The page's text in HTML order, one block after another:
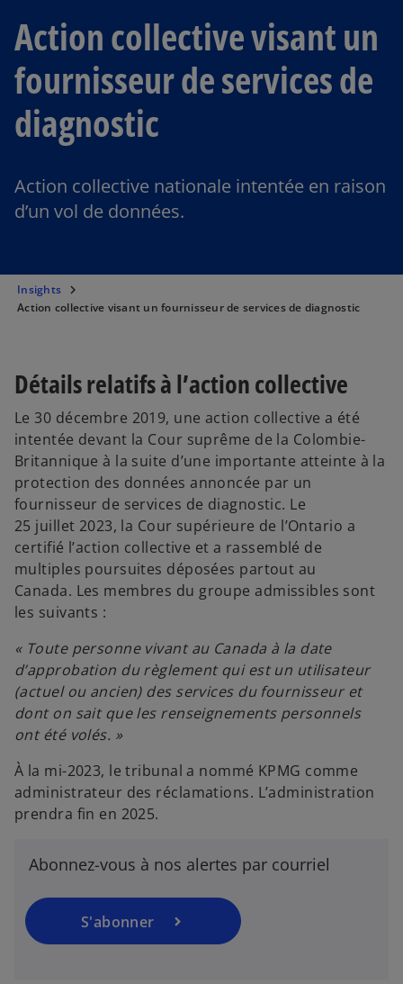
Action collective visant un
fournisseur de services de
diagnostic
Action collective nationale intentée en raison
d’un vol de données.
Insights
Action collective visant un fournisseur de services de diagnostic
Détails relatifs à l’action collective
Le 30 décembre 2019, une action collective a été
intentée devant la Cour suprême de la Colombie-
Britannique à la suite d’une importante atteinte à la
protection des données annoncée par un
fournisseur de services de diagnostic. Le
25 juillet 2023, la Cour supérieure de l’Ontario a
certifié l’action collective et a rassemblé de
multiples poursuites déposées partout au
Canada. Les membres du groupe admissibles sont
les suivants :
« Toute personne vivant au Canada à la date
d’approbation du règlement qui est un utilisateur
(actuel ou ancien) des services du fournisseur et
dont on sait que les renseignements personnels
ont été volés. »
À la mi-2023, le tribunal a nommé KPMG comme
administrateur des réclamations. L’administration
prendra fin en 2025.
Abonnez-vous à nos alertes par courriel
S'abonner
s
’
o
u
e
d
s